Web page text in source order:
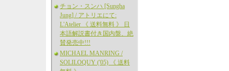
チョン・スンハ [Sungha
Jung] / アトリエにて:
L'Atelier 《 送料無料 》 日
本語解説書付き国内盤、絶
賛発売中!!!
MICHAEL MANRING /
SOLILOQUY ('05) 《 送料